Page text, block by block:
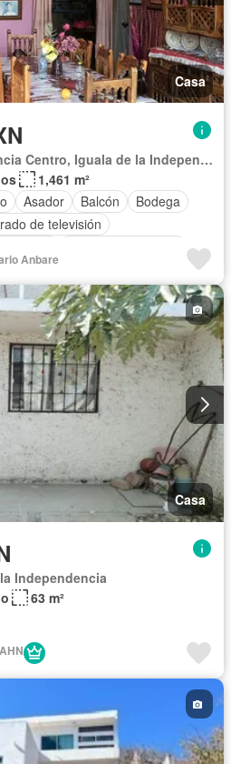
Casa
Iguala de la Independencia Centro, Iguala de la Independencia
1,461 m²
Asador Balcón
Bodega
de televisión
Estacionamiento
Despacho
Recámara con closet
Televisión por cable
Wifi
Anbare
Casa
Independencia
63 m²